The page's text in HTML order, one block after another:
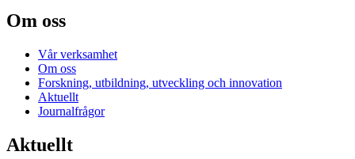
Om oss
Vår verksamhet
Om oss
Forskning, utbildning, utveckling och innovation
Aktuellt
Journalfrågor
Aktuellt